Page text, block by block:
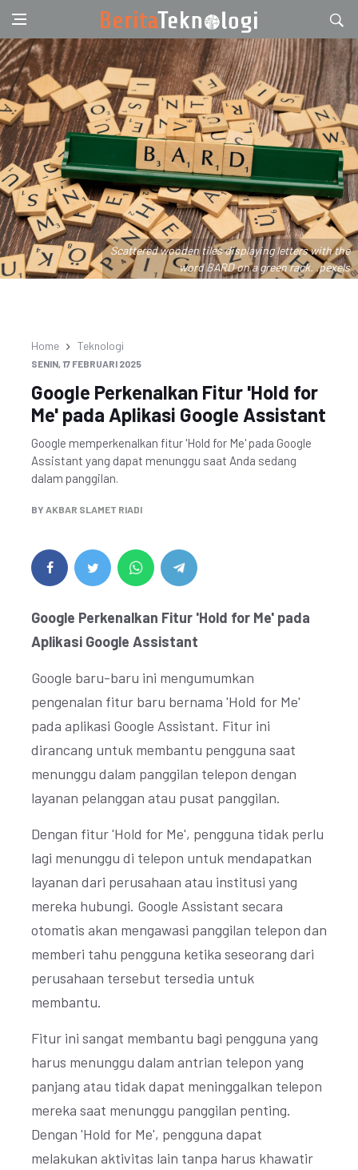
Scattered wooden tiles displaying letters with the
word BARD on a green rack. .pexels
Home Teknologi
SENIN, 17 FEBRUARI 2025
Google Perkenalkan Fitur 'Hold for
Me' pada Aplikasi Google Assistant
Google memperkenalkan fitur 'Hold for Me' pada Google
Assistant yang dapat menunggu saat Anda sedang
dalam panggilan.
BY AKBAR SLAMET RIADI
Google Perkenalkan Fitur 'Hold for Me' pada
Aplikasi Google Assistant
Google baru-baru ini mengumumkan
pengenalan fitur baru bernama 'Hold for Me'
pada aplikasi Google Assistant. Fitur ini
dirancang untuk membantu pengguna saat
menunggu dalam panggilan telepon dengan
layanan pelanggan atau pusat panggilan.
Dengan fitur 'Hold for Me', pengguna tidak perlu
lagi menunggu di telepon untuk mendapatkan
layanan dari perusahaan atau institusi yang
mereka hubungi. Google Assistant secara
otomatis akan mengawasi panggilan telepon dan
memberi tahu pengguna ketika seseorang dari
perusahaan tersebut tersedia untuk
membantu.
Fitur ini sangat membantu bagi pengguna yang
harus menunggu dalam antrian telepon yang
panjang atau tidak dapat meninggalkan telepon
mereka saat menunggu panggilan penting.
Dengan 'Hold for Me', pengguna dapat
melakukan aktivitas lain tanpa harus khawatir